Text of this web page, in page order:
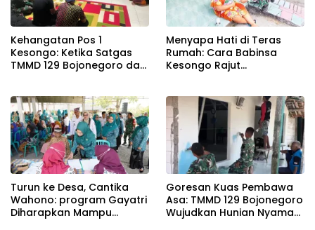
Kehangatan Pos 1
Kesongo: Ketika Satgas
TMMD 129 Bojonegoro dan
Menyapa Hati di Teras
Rumah: Cara Babinsa
Kesongo Rajut
Turun ke Desa, Cantika
Wahono: program Gayatri
Diharapkan Mampu
Goresan Kuas Pembawa
Asa: TMMD 129 Bojonegoro
Wujudkan Hunian Nyaman